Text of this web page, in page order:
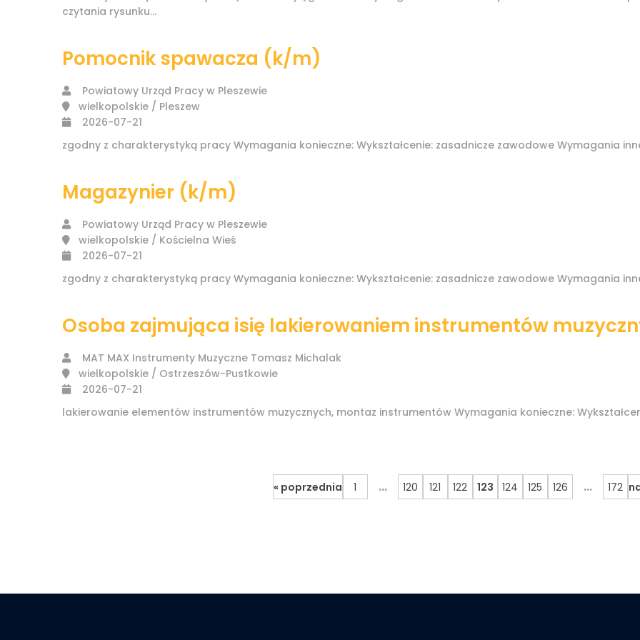
czytania rysunku...
Pomocnik spawacza (k/m)
Powiatowy Urząd Pracy w Pleszewie
wielkopolskie / Pleszew
2026-07-21
zgodny z charakterystyką pracy Wymagania konieczne: Wykształcenie: zasadnicze zawodowe Wymagania
Magazynier (k/m)
Powiatowy Urząd Pracy w Pleszewie
wielkopolskie / Kościelna Wieś
2026-07-21
zgodny z charakterystyką pracy Wymagania konieczne: Wykształcenie: zasadnicze zawodowe Wymagania
Osoba zajmująca isię lakierowaniem instrumentów
MAT MAX Instrumenty Muzyczne Tomasz Michalak
wielkopolskie / Ostrzeszów-Pustkowie
2026-07-21
lakierowanie elementów instrumentów muzycznych, montaz instrumentów Wymagania konieczne:
« poprzednia 1 ... 120 121 122 123 124 125 126 ... 172